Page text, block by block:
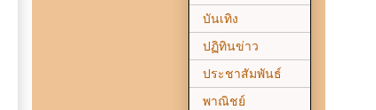
บันเทิง
ปฏิทินข่าว
ประชาสัมพันธ์
พาณิชย์